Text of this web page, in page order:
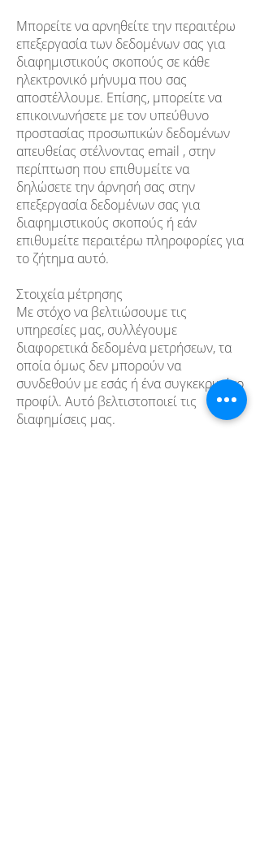
Μπορείτε να αρνηθείτε την περαιτέρω
επεξεργασία των δεδομένων σας για
διαφημιστικούς σκοπούς σε κάθε
ηλεκτρονικό μήνυμα που σας
αποστέλλουμε. Επίσης, μπορείτε να
επικοινωνήσετε με τον υπεύθυνο
προστασίας προσωπικών δεδομένων
απευθείας στέλνοντας email , στην
περίπτωση που επιθυμείτε να
δηλώσετε την άρνησή σας στην
επεξεργασία δεδομένων σας για
διαφημιστικούς σκοπούς ή εάν
επιθυμείτε περαιτέρω πληροφορίες για
το ζήτημα αυτό.
Στοιχεία μέτρησης
Με στόχο να βελτιώσουμε τις
υπηρεσίες μας, συλλέγουμε
διαφορετικά δεδομένα μετρήσεων, τα
οποία όμως δεν μπορούν να
συνδεθούν με εσάς ή ένα συγκεκριμένο
προφίλ. Αυτό βελτιστοποιεί τις
διαφημίσεις μας.